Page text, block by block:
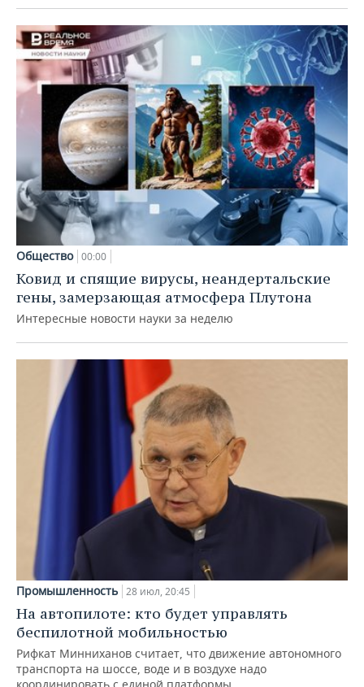
Общество 00:00
Ковид и спящие вирусы, неандертальские
гены, замерзающая атмосфера Плутона
Интересные новости науки за неделю
Промышленность 28 июл, 20:45
На автопилоте: кто будет управлять
беспилотной мобильностью
Рифкат Минниханов считает, что движение автономного
транспорта на шоссе, воде и в воздухе надо